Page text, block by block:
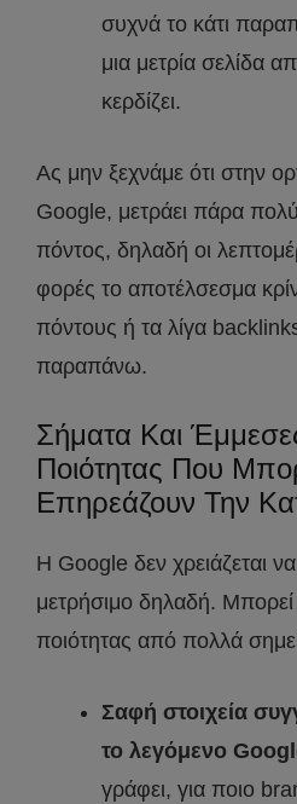
συχνά το κάτι
μια μετρία σελίδα
κερδίζει.
Ας μην ξεχνάμε ότι στην
Google, μετράει πάρα πολύ
πόντος, δηλαδή οι
φορές το αποτέλσεσμα
πόντους ή τα λίγα
παραπάνω.
Σήματα Και
Ποιότητας Που
Επηρεάζουν Την
Η Google δεν χρειάζεται
μετρήσιμο δηλαδή. Μπορεί
ποιότητας από πολλά
Σαφή στοιχεία
το λεγόμενο
γράφει, για ποιο